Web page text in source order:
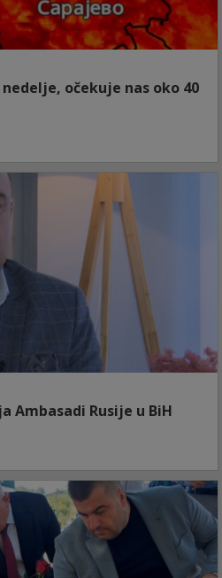
očekuje nas oko 40
Ambasadi Rusije u BiH